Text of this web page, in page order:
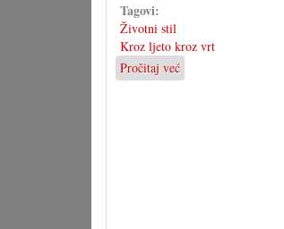
Tagovi:
Životni stil
Kroz ljeto kroz vrt
Pročitaj već
Rože